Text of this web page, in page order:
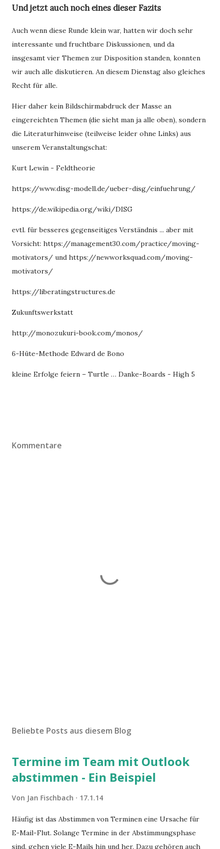
Und jetzt auch noch eines dieser Fazits
Auch wenn diese Runde klein war, hatten wir doch sehr
interessante und fruchtbare Diskussionen, und da
insgesamt vier Themen zur Disposition standen, konnten
wir auch alle diskutieren. An diesem Dienstag also gleiches
Recht für alle.
Hier daher kein Bildschirmabdruck der Masse an
eingereichten Themen (die sieht man ja alle oben), sondern
die Literaturhinweise (teilweise leider ohne Links) aus
unserem Veranstaltungschat:
Kurt Lewin - Feldtheorie
https://www.disg-modell.de/ueber-disg/einfuehrung/
https://de.wikipedia.org/wiki/DISG
evtl. für besseres gegenseitiges Verständnis ... aber mit
Vorsicht: https://management30.com/practice/moving-
motivators/ und https://newworksquad.com/moving-
motivators/
https://liberatingstructures.de
Zukunftswerkstatt
http://monozukuri-book.com/monos/
6-Hüte-Methode Edward de Bono
kleine Erfolge feiern – Turtle … Danke-Boards - High 5
Kommentare
Beliebte Posts aus diesem Blog
Termine im Team mit Outlook
abstimmen - Ein Beispiel
Von Jan Fischbach 17.1.14
Häufig ist das Abstimmen von Terminen eine Ursache für
E-Mail-Flut. Solange Termine in der Abstimmungsphase
sind, gehen viele E-Mails hin und her. Dazu gehören auch